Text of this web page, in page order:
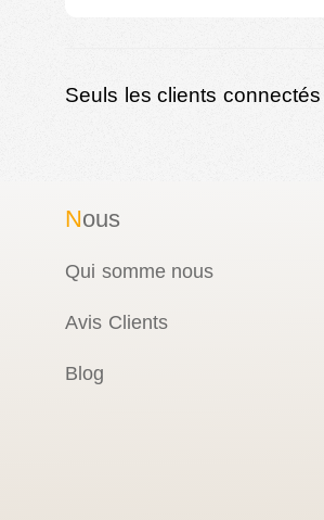
Seuls les clients
Nous
Qui somme nous
Avis Clients
Blog